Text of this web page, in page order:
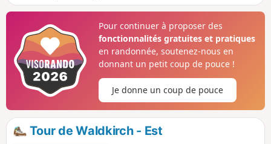
Kastelburg.
Pour continuer à proposer des
fonctionnalités gratuites et pratiques
en randonnée, soutenez-nous en
donnant un petit coup de pouce !
Je donne un coup de pouce
Tour de Waldkirch - Est